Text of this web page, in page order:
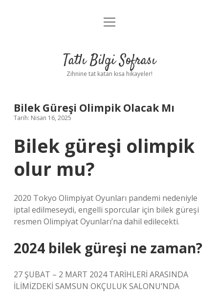
Anasayfa
Yasal Uyarı
menüyü
Tatlı Bilgi Sofrası
Zihnine tat katan kısa hikayeler!
Bilek Güreşi Olimpik Olacak Mı
Tarih: Nisan 16, 2025
Bilek güreşi olimpik
olur mu?
2020 Tokyo Olimpiyat Oyunları pandemi nedeniyle
iptal edilmeseydi, engelli sporcular için bilek güreşi
resmen Olimpiyat Oyunları’na dahil edilecekti.
2024 bilek güreşi ne zaman?
27 ŞUBAT – 2 MART 2024 TARİHLERİ ARASINDA
İLİMİZDEKİ SAMSUN OKÇULUK SALONU’NDA